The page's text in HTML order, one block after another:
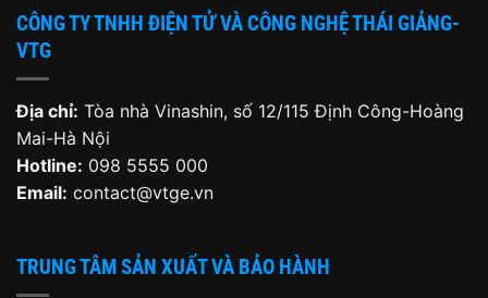
CÔNG TY TNHH ĐIỆN TỬ VÀ CÔNG NGHỆ THÁI GIẢNG-
VTG
Địa chỉ: Tòa nhà Vinashin, số 12/115 Định Công-Hoàng
Mai-Hà Nội
Hotline: 098 5555 000
Email: contact@vtge.vn
TRUNG TÂM SẢN XUẤT VÀ BẢO HÀNH